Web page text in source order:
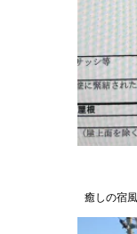
癒しの宿